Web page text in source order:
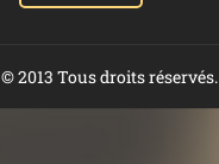
© 2013 Tous droits réservés.